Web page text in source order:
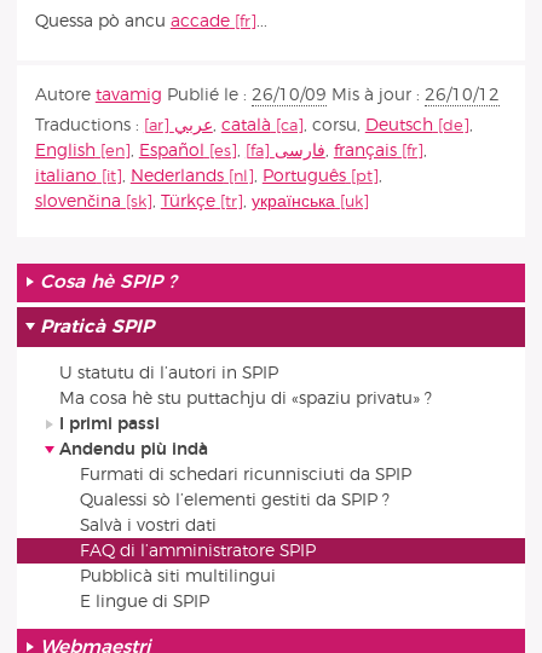
Quessa pò ancu accade ...
Autore tavamig Publié le : 26/10/09 Mis à jour : 26/10/12
Traductions :
عربي, català , corsu, Deutsch
,
English
, Español , فارسى, français
,
italiano
, Nederlands , Português
,
slovenčina
, Türkçe , українська
Cosa hè SPIP ?
Praticà SPIP
U statutu di l’autori in SPIP
Ma cosa hè stu puttachju di «spaziu privatu» ?
I primi passi
Andendu più indà
Furmati di schedari ricunnisciuti da SPIP
Qualessi sò l’elementi gestiti da SPIP ?
Salvà i vostri dati
FAQ di l’amministratore SPIP
Pubblicà siti multilingui
E lingue di SPIP
Webmaestri